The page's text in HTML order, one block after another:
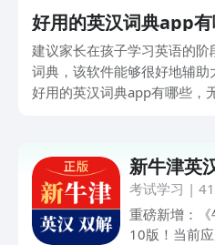
好用的英汉词典app
建议家长在孩子学习英语的
词典，该软件能够很好地辅
好用的英汉词典app有哪些，
英语过程中遇到问题，通过
新牛津英
考试学习 |
重磅新增：
10版！当前